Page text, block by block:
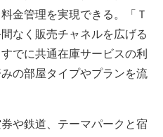
金管理を実現できる。「Ｔ
なく販売チャネルを広げる
でに共通在庫サービスの利
の部屋タイプやプランを流
や鉄道、テーマパークと宿